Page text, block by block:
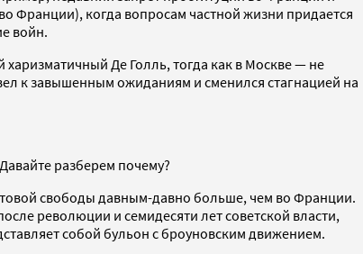
Франции), когда вопросам частной жизни придается
войн.
Де Голль, тогда как в Москве — не
к завышенным ожиданиям и сменился стагнацией на
разберем почему?
свободы давным-давно больше, чем во Франции.
революции и семидесяти лет советской власти,
собой бульон с броуновским движением.